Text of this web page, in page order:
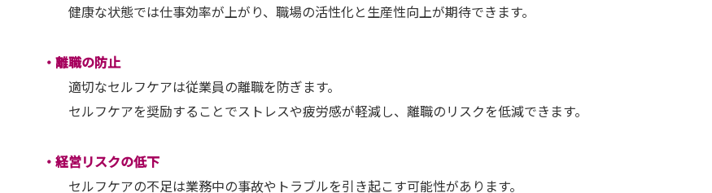
健康な状態では仕事効率が上がり、職場の活性化と生産性向上が期待できます。
・離職の防止
適切なセルフケアは従業員の離職を防ぎます。
セルフケアを奨励することでストレスや疲労感が軽減し、離職のリスクを低減できます。
・経営リスクの低下
セルフケアの不足は業務中の事故やトラブルを引き起こす可能性があります。